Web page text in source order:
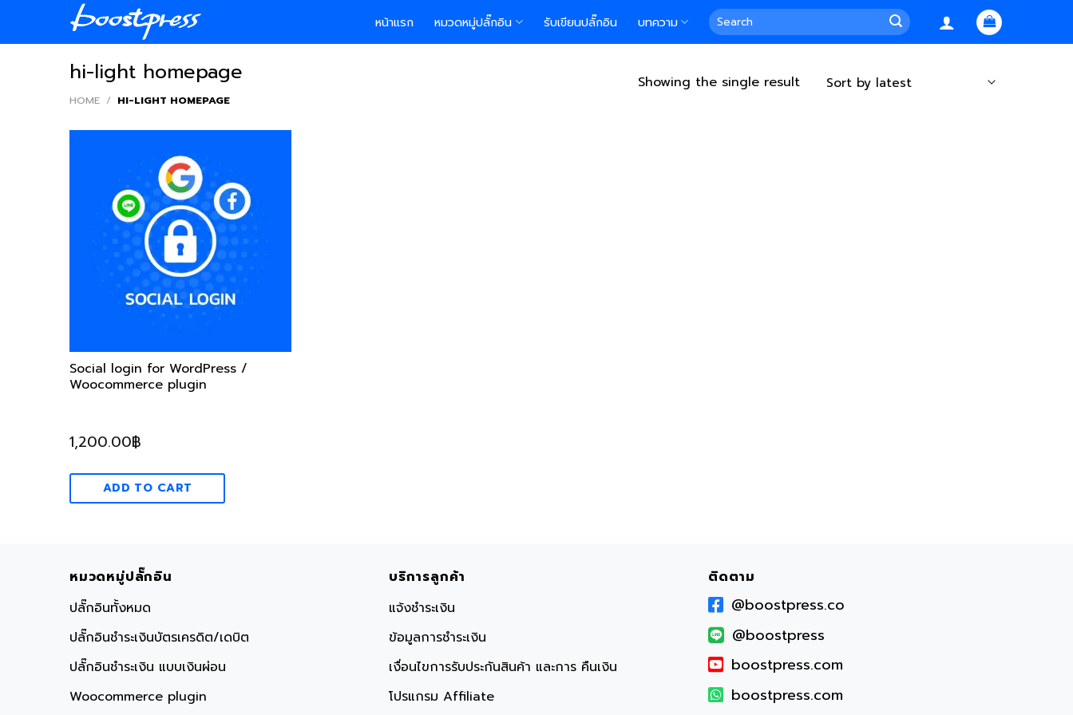
content
หน้าแรก หมวดหมู่ปลั๊กอิน รับเขียนปลั๊กอิน บทความ
Search
for:
hi-light homepage
HOME / HI-LIGHT HOMEPAGE
Showing the single result
Social login for WordPress /
Woocommerce plugin
1,200.00฿
ADD TO CART
หมวดหมู่ปลั๊กอิน
ปลั๊กอินทั้งหมด
ปลั๊กอินชำระเงินบัตรเครดิต/เดบิต
ปลั๊กอินชำระเงิน แบบเงินผ่อน
Woocommerce plugin
บริการลูกค้า
แจ้งชำระเงิน
ข้อมูลการชำระเงิน
เงื่อนไขการรับประกันสินค้า และการ คืนเงิน
โปรแกรม Affiliate
ติดตาม
@boostpress.co
@boostpress
boostpress.com
boostpress.com